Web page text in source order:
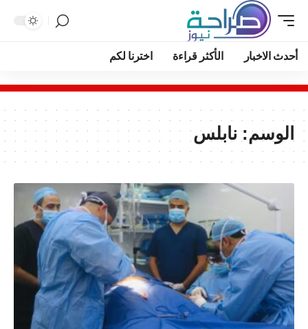
أحدث الاخبار الأكثر قراءة اخترنا لكم
الوسم: نابلس